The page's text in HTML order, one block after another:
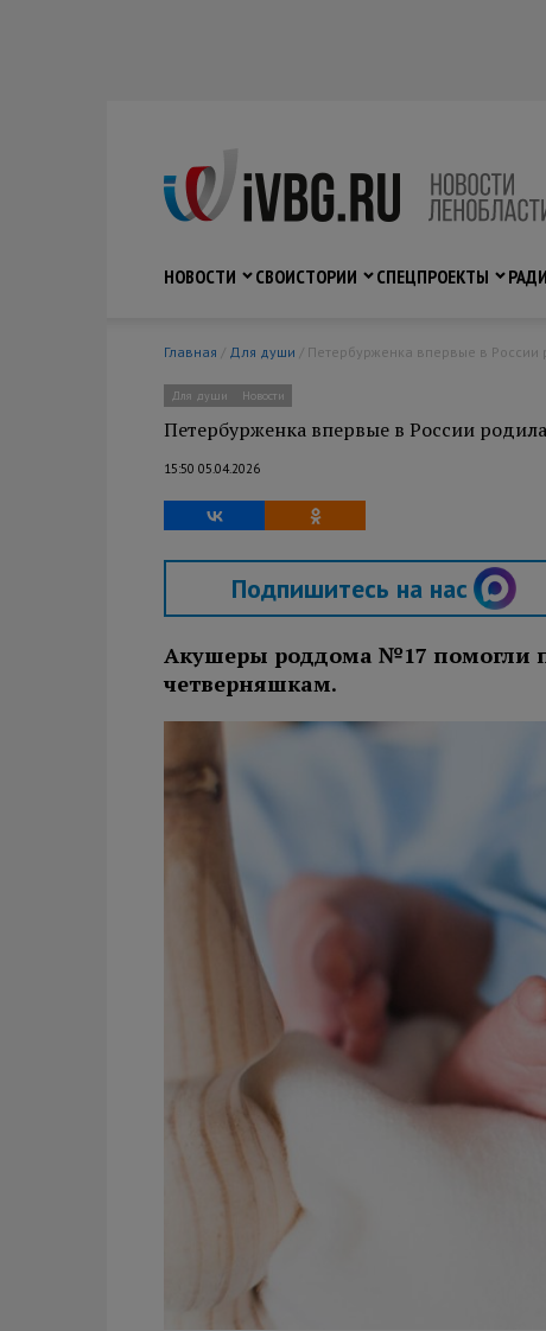
НОВОСТИ
СВОИСТОРИИ СПЕЦПРОЕКТЫ
Главная / Для души / Петербурженка впервые в России
Для души Новости
Петербурженка впервые в России
15:50 05.04.2026
Подпишитесь на нас
Акушеры роддома №17 помогли
четверняшкам.